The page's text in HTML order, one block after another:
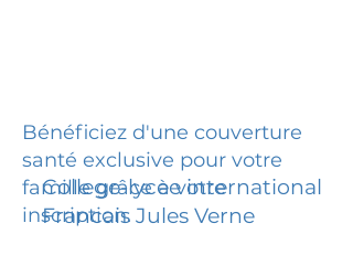
Bénéficiez d'une couverture
santé exclusive pour votre
famille grâce à votre
inscription.
College-lycee international
Francais Jules Verne